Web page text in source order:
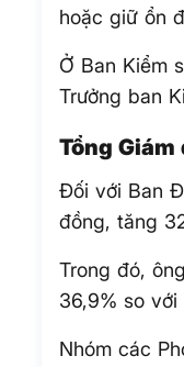
hoặc giữ ổn
Ở Ban Kiểm
Trưởng ban
Tổng
Đối với Ban
đồng, tăng
Trong đó,
36,9% so với
Nhóm các